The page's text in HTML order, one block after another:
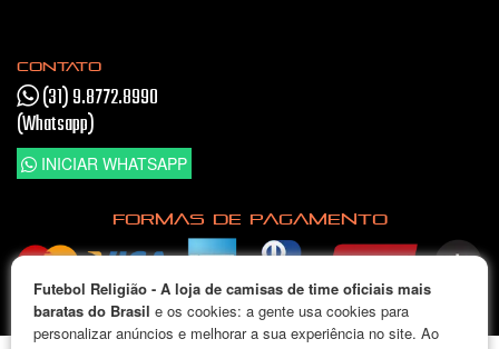
CONTATO
(31) 9.8772.8990
(Whatsapp)
INICIAR WHATSAPP
FORMAS DE PAGAMENTO
Pague em até 5x sem juros
Futebol Religião - A loja de camisas de time oficiais mais
baratas do Brasil e os cookies: a gente usa cookies para
personalizar anúncios e melhorar a sua experiência no site. Ao